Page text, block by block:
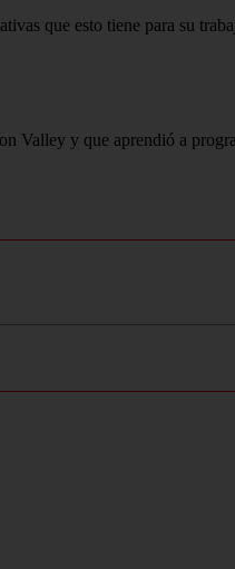
que esto tiene para su
Valley y que aprendió a